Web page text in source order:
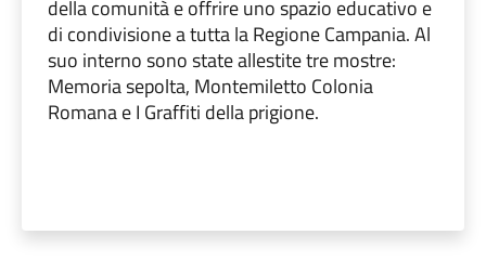
della comunità e offrire uno spazio educativo e
di condivisione a tutta la Regione Campania. Al
suo interno sono state allestite tre mostre:
Memoria sepolta, Montemiletto Colonia
Romana e I Graffiti della prigione.